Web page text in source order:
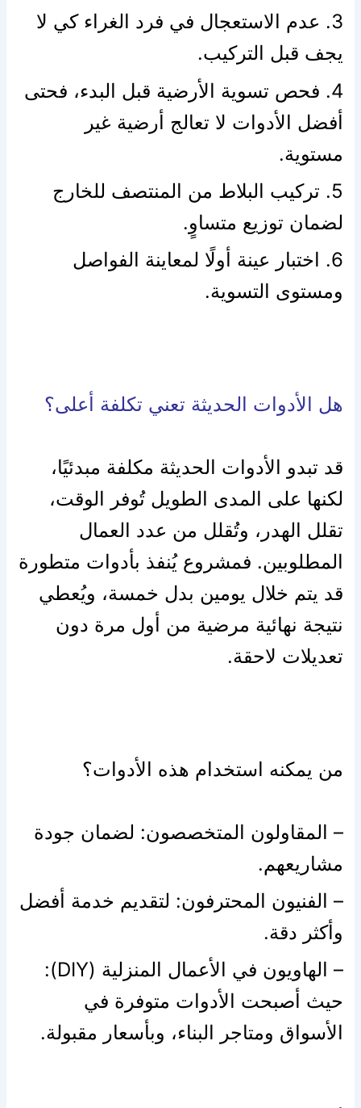
3. عدم الاستعجال في فرد الغراء كي لا
يجف قبل التركيب.
4. فحص تسوية الأرضية قبل البدء، فحتى
أفضل الأدوات لا تعالج أرضية غير
مستوية.
5. تركيب البلاط من المنتصف للخارج
لضمان توزيع متساوٍ.
6. اختبار عينة أولًا لمعاينة الفواصل
ومستوى التسوية.
هل الأدوات الحديثة تعني تكلفة أعلى؟
قد تبدو الأدوات الحديثة مكلفة مبدئيًا،
لكنها على المدى الطويل تُوفر الوقت،
تقلل الهدر، وتُقلل من عدد العمال
المطلوبين. فمشروع يُنفذ بأدوات متطورة
قد يتم خلال يومين بدل خمسة، ويُعطي
نتيجة نهائية مرضية من أول مرة دون
تعديلات لاحقة.
من يمكنه استخدام هذه الأدوات؟
– المقاولون المتخصصون: لضمان جودة
مشاريعهم.
– الفنيون المحترفون: لتقديم خدمة أفضل
وأكثر دقة.
– الهاويون في الأعمال المنزلية (DIY):
حيث أصبحت الأدوات متوفرة في
الأسواق ومتاجر البناء، وبأسعار مقبولة.